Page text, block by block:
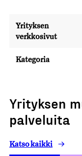
Yrityksen
verkkosivut
Kategoria
Yrityksen
palveluita
Katso kaikki